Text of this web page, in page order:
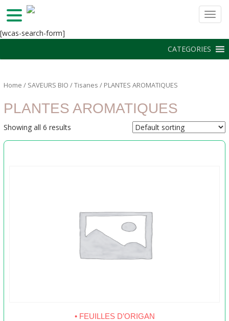
k
p
[wcas-search-form]
CATEGORIES
Home / SAVEURS BIO /Tisanes / PLANTES AROMATIQUES
PLANTES AROMATIQUES
Showing all 6 results
• FEUILLES D’ORIGAN